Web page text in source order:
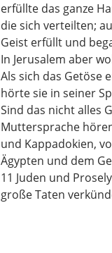
erfüllte das ganze
die sich verteilten;
Geist erfüllt und
In Jerusalem aber
Als sich das Getöse
hörte sie in seiner
Sind das nicht alles
Muttersprache
und Kappadokien,
Ägypten und dem
11 Juden und
große Taten